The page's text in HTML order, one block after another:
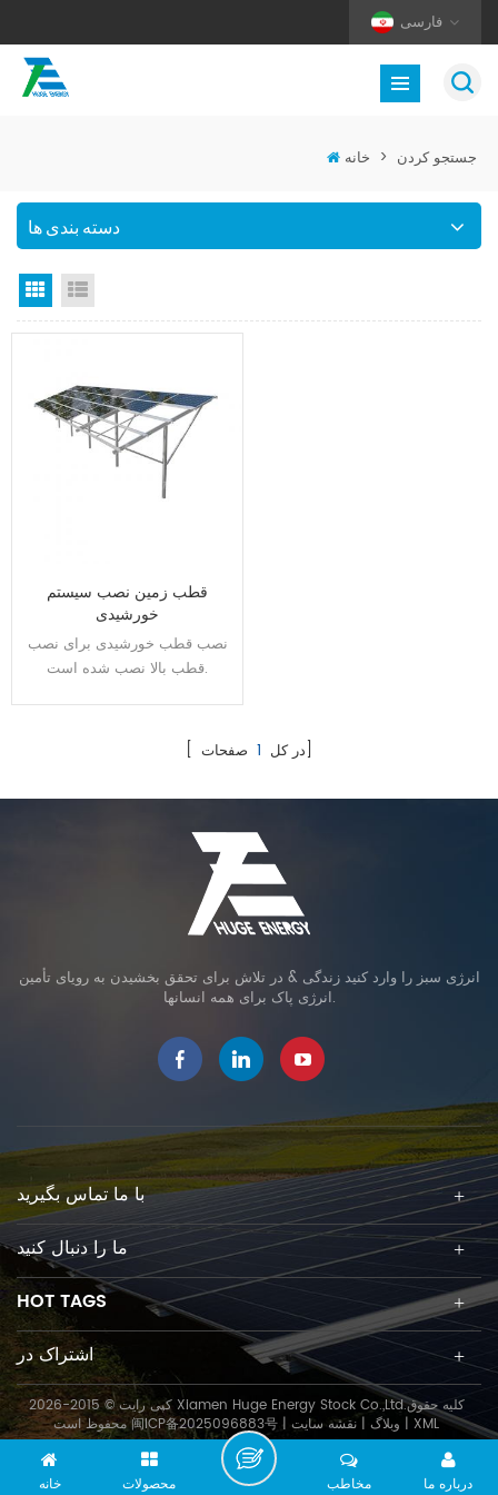
فارسی
خانه > جستجو کردن
دسته بندی ها
نمای گرید
قطب زمین نصب سیستم
خورشیدی
نصب قطب خورشیدی برای نصب
قطب بالا نصب شده است.
[ در کل 1 صفحات]
انرژی سبز را وارد کنید زندگی & در تلاش برای تحقق بخشیدن به رویای تأمین
انرژی پاک برای همه انسانها.
با ما تماس بگیرید
ما را دنبال کنید
HOT TAGS
اشتراک در
کپی رایت © 2015-2026 Xiamen Huge Energy Stock Co.,Ltd.کلیه حقوق
محفوظ است闽ICP备2025096883号 | وبلاگ | نقشه سایت | XML
خانه محصولات درباره ما مخاطب